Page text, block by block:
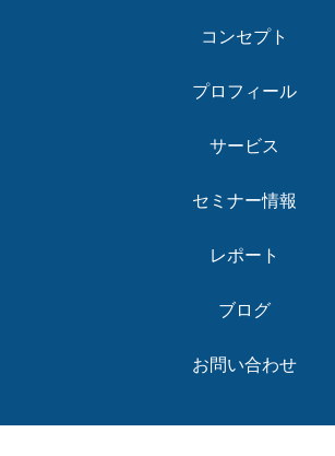
コンセプト
プロフィール
サービス
セミナー情報
レポート
ブログ
お問い合わせ